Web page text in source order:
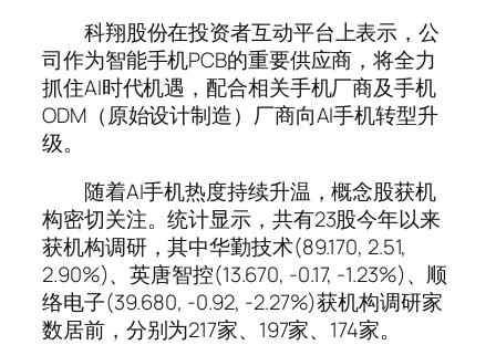
科翔股份在投资者互动平台上表示，公
司作为智能手机PCB的重要供应商，将全力
抓住AI时代机遇，配合相关手机厂商及手机
ODM（原始设计制造）厂商向AI手机转型升
级。
随着AI手机热度持续升温，概念股获机
构密切关注。统计显示，共有23股今年以来
获机构调研，其中华勤技术(89.170, 2.51,
2.90%)、英唐智控(13.670, -0.17, -1.23%)、顺
络电子(39.680, -0.92, -2.27%)获机构调研家
数居前，分别为217家、197家、174家。